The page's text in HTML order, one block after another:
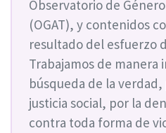
Observatorio de
(OGAT), y contenidos
resultado del esfuerzo
Trabajamos de
búsqueda de la
justicia social, por la
contra toda forma de